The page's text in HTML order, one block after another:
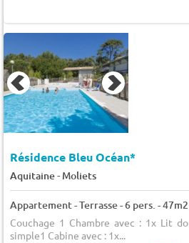
Résidence Bleu Océan*
Aquitaine- Moliets
Appartement - Terrasse - 6 pers. -
Couchage 1 Chambre avec : 1x Lit
simple1 Cabine avec : 1x...